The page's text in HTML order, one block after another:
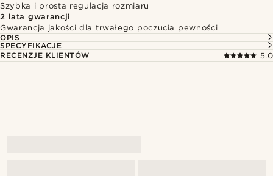
Szybka i prosta regulacja rozmiaru
2 lata gwarancji
Gwarancja jakości dla trwałego poczucia pewności
OPIS
SPECYFIKACJE
RECENZJE KLIENTÓW
5.0